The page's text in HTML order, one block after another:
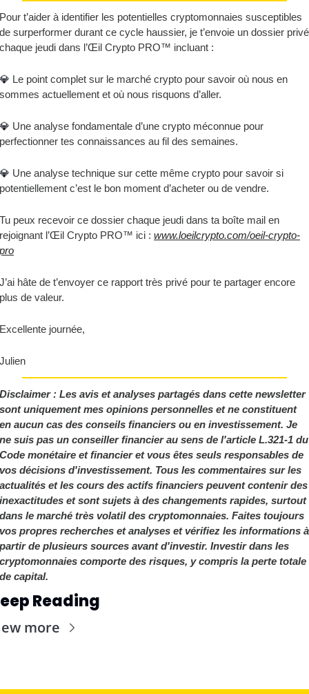
Pour t’aider à identifier les potentielles cryptomonnaies susceptibles
de surperformer durant ce cycle haussier, je t’envoie un dossier privé
chaque jeudi dans l’Œil Crypto PRO™ incluant :
💎 Le point complet sur le marché crypto pour savoir où nous en
sommes actuellement et où nous risquons d’aller.
💎 Une analyse fondamentale d’une crypto méconnue pour
perfectionner tes connaissances au fil des semaines.
💎 Une analyse technique sur cette même crypto pour savoir si
potentiellement c’est le bon moment d’acheter ou de vendre.
Tu peux recevoir ce dossier chaque jeudi dans ta boîte mail en
rejoignant l’Œil Crypto PRO™ ici : www.loeilcrypto.com/oeil-crypto-
pro
J’ai hâte de t’envoyer ce rapport très privé pour te partager encore
plus de valeur.
Excellente journée,
Julien
Disclaimer : Les avis et analyses partagés dans cette newsletter
sont uniquement mes opinions personnelles et ne constituent
en aucun cas des conseils financiers ou en investissement. Je
ne suis pas un conseiller financier au sens de l'article L.321-1 du
Code monétaire et financier et vous êtes seuls responsables de
vos décisions d'investissement. Tous les commentaires sur les
actualités et les cours des actifs financiers peuvent contenir des
inexactitudes et sont sujets à des changements rapides, surtout
dans le marché très volatil des cryptomonnaies. Faites toujours
vos propres recherches et analyses et vérifiez les informations à
partir de plusieurs sources avant d'investir. Investir dans les
cryptomonnaies comporte des risques, y compris la perte totale
de capital.
Reading
more